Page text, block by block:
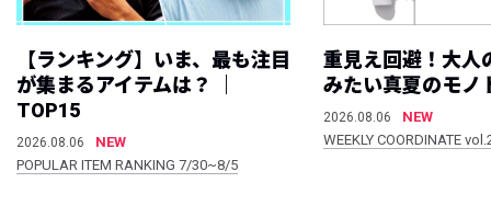
【ランキング】いま、最も注目
が集まるアイテムは？ ｜
TOP15
2026.08.06
NEW
POPULAR ITEM RANKING 7/30~8/5
重見え回避！大人
みたい真夏のモノ
2026.08.06
NEW
WEEKLY COORDINATE